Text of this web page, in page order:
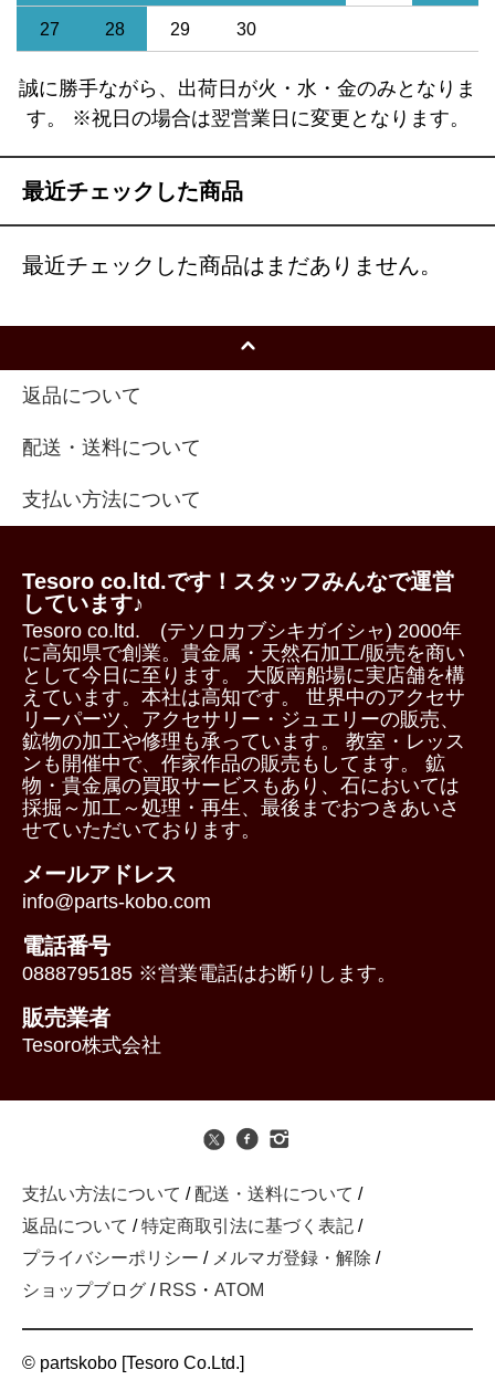
27 28 29 30
誠に勝手ながら、出荷日が火・水・金のみとなりま
す。 ※祝日の場合は翌営業日に変更となります。
最近チェックした商品
最近チェックした商品はまだありません。
返品について
配送・送料について
支払い方法について
Tesoro co.ltd.です！スタッフみんなで運営
しています♪
Tesoro co.ltd. (テソロカブシキガイシャ) 2000年
に高知県で創業。貴金属・天然石加工/販売を商い
として今日に至ります。 大阪南船場に実店舗を構
えています。本社は高知です。 世界中のアクセサ
リーパーツ、アクセサリー・ジュエリーの販売、
鉱物の加工や修理も承っています。 教室・レッス
ンも開催中で、作家作品の販売もしてます。 鉱
物・貴金属の買取サービスもあり、石においては
採掘～加工～処理・再生、最後までおつきあいさ
せていただいております。
メールアドレス
info@parts-kobo.com
電話番号
0888795185 ※営業電話はお断りします。
販売業者
Tesoro株式会社
支払い方法について / 配送・送料について /
返品について / 特定商取引法に基づく表記 /
プライバシーポリシー / メルマガ登録・解除 /
ショップブログ / RSS ・ ATOM
© partskobo [Tesoro Co.Ltd.]